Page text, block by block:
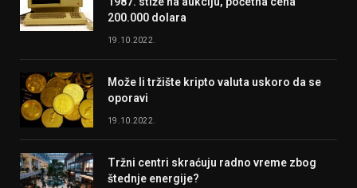
200.000 dolara
19.10.2022.
Može li tržište kripto valuta uskoro da se
oporavi
19.10.2022.
Tržni centri skraćuju radno vreme zbog
štednje energije?